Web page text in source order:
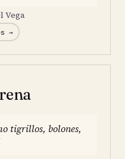
Vega
→
tigrillos, bolones,